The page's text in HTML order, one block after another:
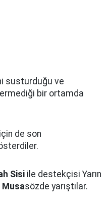
susturduğu ve
bir ortamda
de son
Sisi ile destekçisi Yarın
Musasözde yarıştılar.